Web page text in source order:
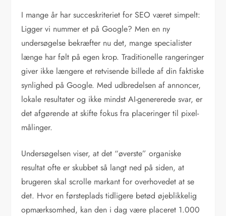
I mange år har succeskriteriet for SEO været simpelt:
Ligger vi nummer et på Google? Men en ny
undersøgelse bekræfter nu det, mange specialister
længe har følt på egen krop. Traditionelle rangeringer
giver ikke længere et retvisende billede af din faktiske
synlighed på Google. Med udbredelsen af annoncer,
lokale resultater og ikke mindst AI-genererede svar, er
det afgørende at skifte fokus fra placeringer til pixel-
målinger.
Undersøgelsen viser, at det “øverste” organiske
resultat ofte er skubbet så langt ned på siden, at
brugeren skal scrolle markant for overhovedet at se
det. Hvor en førsteplads tidligere betød øjeblikkelig
opmærksomhed, kan den i dag være placeret 1.000